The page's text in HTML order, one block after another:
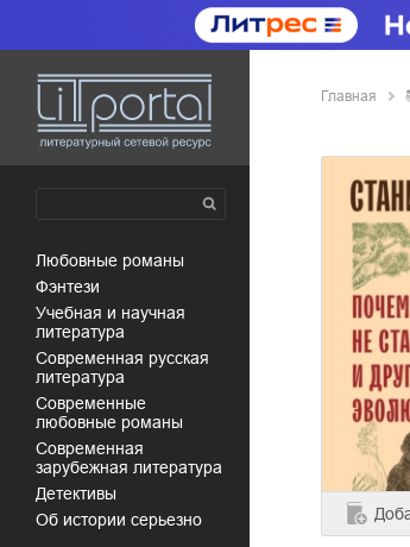
любовные романы
фэнтези
учебная и научная
литература
современная русская
литература
современные
любовные романы
современная
зарубежная литература
детективы
об истории серьезно
Главная